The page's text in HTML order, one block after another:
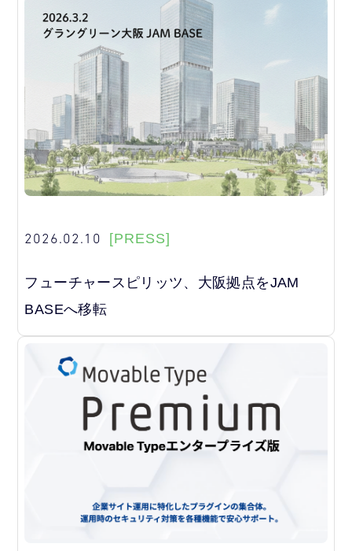
2026.02.10 [PRESS]
フューチャースピリッツ、大阪拠点をJAM
BASEへ移転